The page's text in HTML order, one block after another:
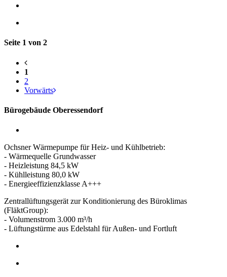
Seite 1 von 2
1
2
Vorwärts
Bürogebäude Oberessendorf
Ochsner Wärmepumpe für Heiz- und Kühlbetrieb:
- Wärmequelle Grundwasser
- Heizleistung 84,5 kW
- Kühlleistung 80,0 kW
- Energieeffizienzklasse A+++
Zentrallüftungsgerät zur Konditionierung des Büroklimas
(FläktGroup):
- Volumenstrom 3.000 m³/h
- Lüftungstürme aus Edelstahl für Außen- und Fortluft